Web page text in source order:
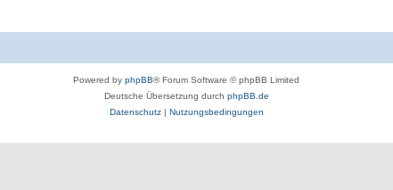
Powered by phpBB® Forum Software © phpBB Limited
Deutsche Übersetzung durch phpBB.de
Datenschutz| Nutzungsbedingungen